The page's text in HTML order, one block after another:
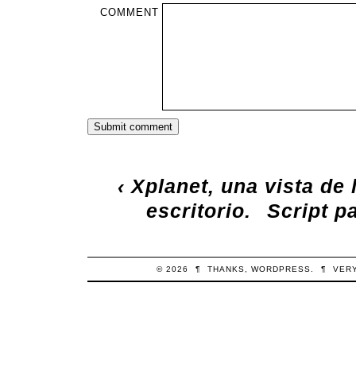
COMMENT
‹ Xplanet, una vista de
escritorio.
Script
© 2026 ¶ THANKS, WORDPRESS ¶